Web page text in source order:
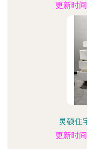
更新时
灵硕住
更新时